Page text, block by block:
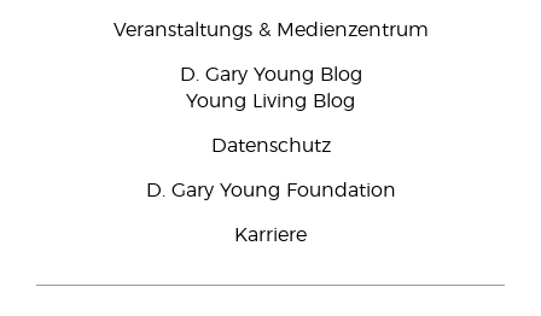
Veranstaltungs & Medienzentrum
D. Gary Young Blog
Young Living Blog
Datenschutz
D. Gary Young Foundation
Karriere